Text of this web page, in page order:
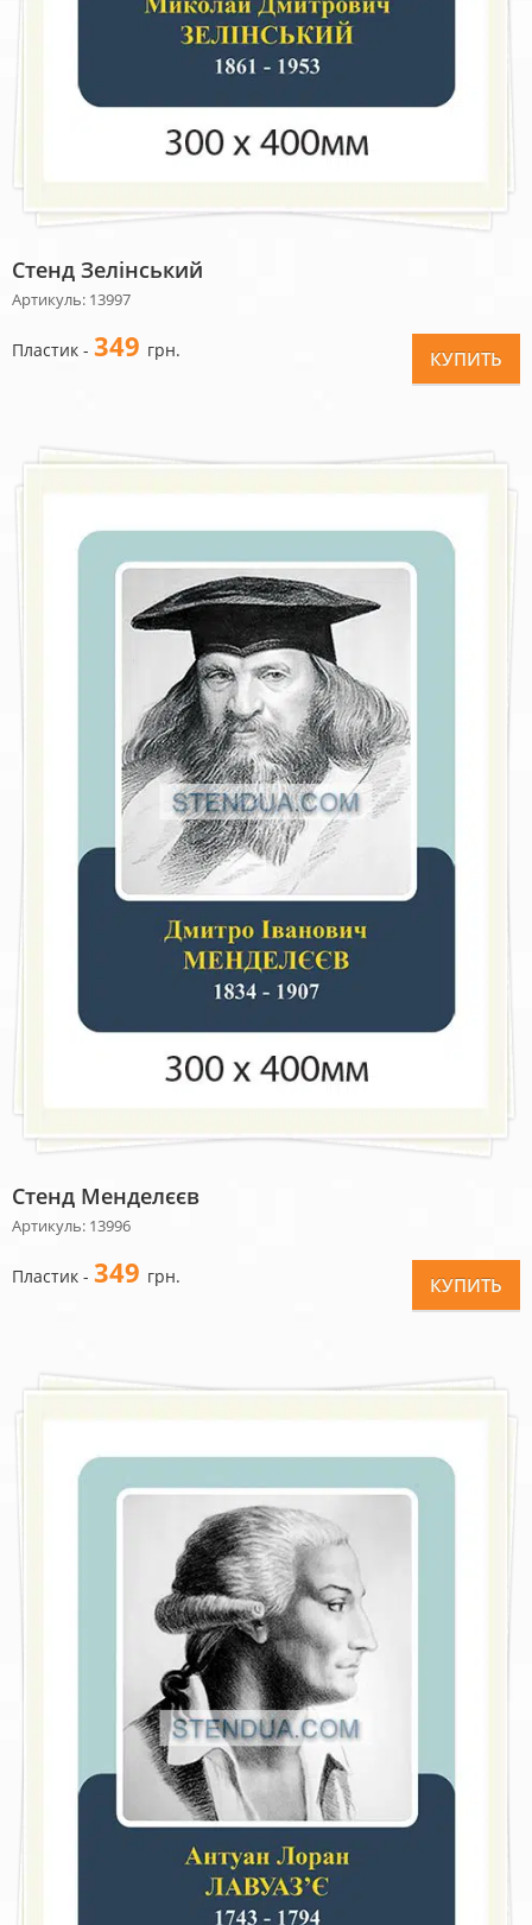
Стенд Зелінський
Артикуль: 13997
Пластик - 349 грн. КУПИТЬ
Стенд Менделєєв
Артикуль: 13996
Пластик - 349 грн. КУПИТЬ